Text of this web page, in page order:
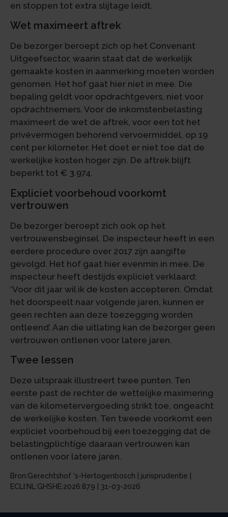
en stoppen tot extra slijtage leidt.
Wet maximeert aftrek
De bezorger beroept zich op het Convenant
Uitgeefsector, waarin staat dat de werkelijk
gemaakte kosten in aanmerking moeten worden
genomen. Het hof gaat hier niet in mee. Die
bepaling geldt voor opdrachtgevers, niet voor
opdrachtnemers. Voor de inkomstenbelasting
maximeert de wet de aftrek, voor een tot het
privévermogen behorend vervoermiddel, op 19
cent per kilometer. Het doet er niet toe dat de
werkelijke kosten hoger zijn. De aftrek blijft
beperkt tot € 3.974.
Expliciet voorbehoud voorkomt
vertrouwen
De bezorger beroept zich ook op het
vertrouwensbeginsel. De inspecteur heeft in een
eerdere procedure over 2017 zijn aangifte
gevolgd. Het hof gaat hier evenmin in mee. De
inspecteur heeft destijds expliciet verklaard:
‘Voor dit jaar wil ik de kosten accepteren. Omdat
het doorspeelt naar volgende jaren, kunnen er
geen rechten aan deze toezegging worden
ontleend’. Aan die uitlating kan de bezorger geen
vertrouwen ontlenen voor latere jaren.
Twee lessen
Deze uitspraak illustreert twee punten. Ten
eerste past de rechter de wettelijke maximering
van de kilometervergoeding strikt toe, ongeacht
de werkelijke kosten. Ten tweede voorkomt een
expliciet voorbehoud bij een toezegging dat de
belastingplichtige daaraan vertrouwen kan
ontlenen voor latere jaren.
Bron:Gerechtshof ‘s-Hertogenbosch | jurisprudentie |
ECLI:NL:GHSHE:2026:879 | 31-03-2026